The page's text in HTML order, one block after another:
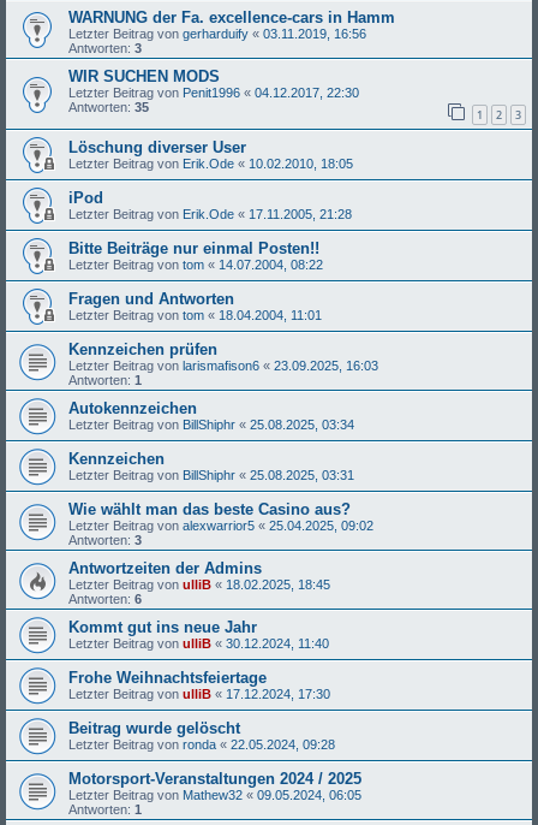
WARNUNG der Fa. excellence-cars in Hamm
Letzter Beitrag von gerharduify « 03.11.2019, 16:56
Antworten: 3
WIR SUCHEN MODS
Letzter Beitrag von Penit1996 « 04.12.2017, 22:30
Antworten: 35 1 2 3
Löschung diverser User
Letzter Beitrag von Erik.Ode « 10.02.2010, 18:05
iPod
Letzter Beitrag von Erik.Ode « 17.11.2005, 21:28
Bitte Beiträge nur einmal Posten!!
Letzter Beitrag von tom « 14.07.2004, 08:22
Fragen und Antworten
Letzter Beitrag von tom « 18.04.2004, 11:01
Kennzeichen prüfen
Letzter Beitrag von larismafison6 « 23.09.2025, 16:03
Antworten: 1
Autokennzeichen
Letzter Beitrag von BillShiphr « 25.08.2025, 03:34
Kennzeichen
Letzter Beitrag von BillShiphr « 25.08.2025, 03:31
Wie wählt man das beste Casino aus?
Letzter Beitrag von alexwarrior5 « 25.04.2025, 09:02
Antworten: 3
Antwortzeiten der Admins
Letzter Beitrag von ulliB « 18.02.2025, 18:45
Antworten: 6
Kommt gut ins neue Jahr
Letzter Beitrag von ulliB « 30.12.2024, 11:40
Frohe Weihnachtsfeiertage
Letzter Beitrag von ulliB « 17.12.2024, 17:30
Beitrag wurde gelöscht
Letzter Beitrag von ronda « 22.05.2024, 09:28
Motorsport-Veranstaltungen 2024 / 2025
Letzter Beitrag von Mathew32 « 09.05.2024, 06:05
Antworten: 1